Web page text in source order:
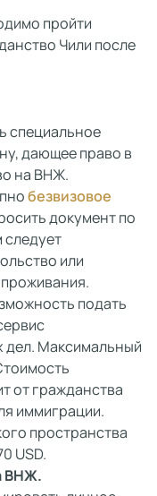
пройти
Чили после
специальное
дающее право в
на ВНЖ.
безвизовое
документ по
или
подать
дел. Максимальный
от гражданства
иммиграции.
пространства
USD.
ВНЖ.